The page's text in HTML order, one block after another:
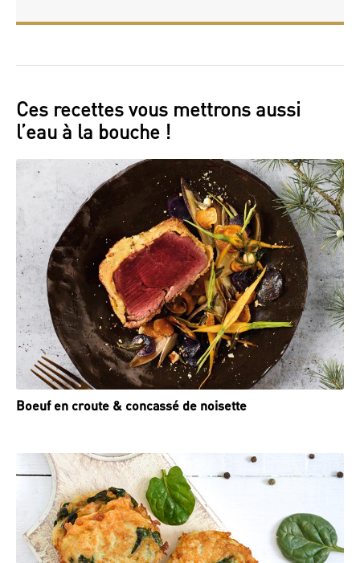
Ces recettes vous mettrons aussi
l’eau à la bouche !
Boeuf en croute & concassé de noisette